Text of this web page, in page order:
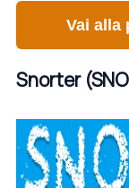
Vai alla
Snorter